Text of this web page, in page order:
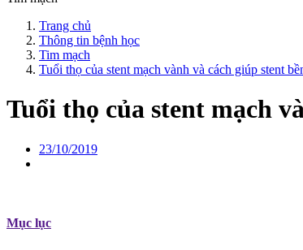
Trang chủ
Thông tin bệnh học
Tim mạch
Tuổi thọ của stent mạch vành và cách giúp stent
Tuổi thọ của stent mạch
23/10/2019
Mục lục